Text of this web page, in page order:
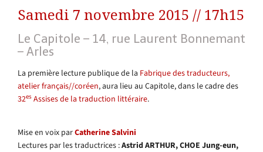
Samedi 7 novembre 2015 // 17h15
Le Capitole – 14, rue Laurent Bonnemant
– Arles
La première lecture publique de la Fabrique des traducteurs,
atelier français//coréen, aura lieu au Capitole, dans le cadre des
32es Assises de la traduction littéraire.
Mise en voix parCatherine Salvini
Lectures par les traductrices :Astrid ARTHUR, CHOE Jung-eun,